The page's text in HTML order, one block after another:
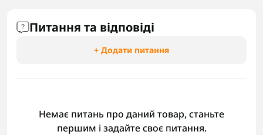
Питання та відповіді
+ Додати питання
Немає питань про даний товар, станьте
першим і задайте своє питання.